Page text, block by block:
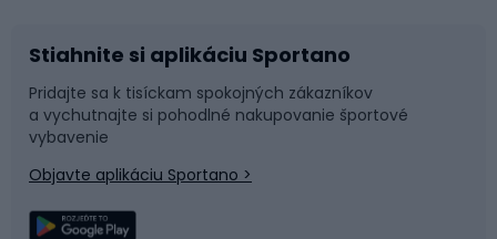
Príslušenstvo k bicyklom
Časti bicyklov
Sane a kĺzačky
Snowboard
Stiahnite si aplikáciu Sportano
Pridajte sa k tisíckam spokojných zákazníkov
a vychutnajte si pohodlné nakupovanie športové
vybavenie
Objavte aplikáciu Sportano >